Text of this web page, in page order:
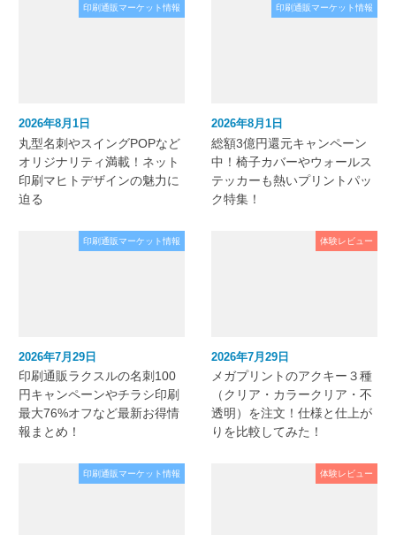
印刷通販マーケット情報
2026年8月1日
丸型名刺やスイングPOPなど
オリジナリティ満載！ネット
印刷マヒトデザインの魅力に
迫る
印刷通販マーケット情報
2026年8月1日
総額3億円還元キャンペーン
中！椅子カバーやウォールス
テッカーも熱いプリントパッ
ク特集！
印刷通販マーケット情報
2026年7月29日
印刷通販ラクスルの名刺100
円キャンペーンやチラシ印刷
最大76%オフなど最新お得情
報まとめ！
体験レビュー
2026年7月29日
メガプリントのアクキー３種
（クリア・カラークリア・不
透明）を注文！仕様と仕上が
りを比較してみた！
印刷通販マーケット情報 体験レビュー